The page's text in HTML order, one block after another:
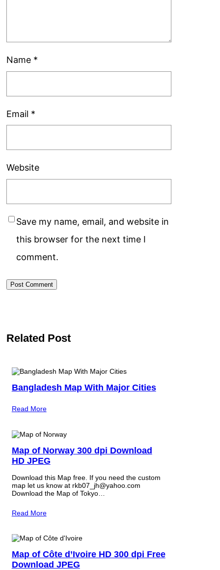
Name *
Email *
Website
Save my name, email, and website in
this browser for the next time I
comment.
Related Post
Bangladesh Map With Major Cities
Read More
Map of Norway 300 dpi Download
HD JPEG
Download this Map free. If you need the custom
map let us know at rkb07_jh@yahoo.com
Download the Map of Tokyo…
Read More
Map of Côte d’Ivoire HD 300 dpi Free
Download JPEG